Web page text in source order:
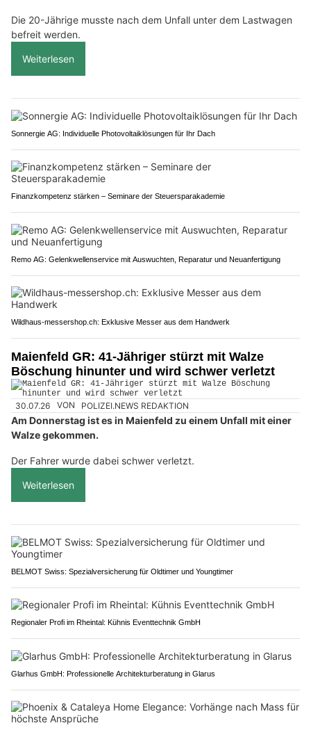
Die 20-Jährige musste nach dem Unfall unter dem Lastwagen
befreit werden.
Weiterlesen
Sonnergie AG: Individuelle Photovoltaiklösungen für Ihr Dach
Finanzkompetenz stärken – Seminare der Steuersparakademie
Remo AG: Gelenkwellenservice mit Auswuchten, Reparatur und Neuanfertigung
Wildhaus-messershop.ch: Exklusive Messer aus dem Handwerk
Maienfeld GR: 41-Jähriger stürzt mit Walze
Böschung hinunter und wird schwer verletzt
30.07.26 VON POLIZEI.NEWS REDAKTION
Am Donnerstag ist es in Maienfeld zu einem Unfall mit einer
Walze gekommen.
Der Fahrer wurde dabei schwer verletzt.
Weiterlesen
BELMOT Swiss: Spezialversicherung für Oldtimer und Youngtimer
Regionaler Profi im Rheintal: Kühnis Eventtechnik GmbH
Glarhus GmbH: Professionelle Architekturberatung in Glarus